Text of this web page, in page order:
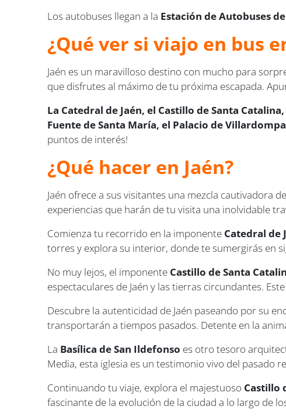
Los autobuses llegan a la Estación de Autobuses
¿Qué ver si viajo en bus
Jaén es un maravilloso destino con mucho para
que disfrutes al máximo de tu próxima escapada.
La Catedral de Jaén, el Castillo de Santa
Fuente de Santa María, el Palacio de
puntos de interés!
¿Qué hacer en Jaén?
Jaén ofrece a sus visitantes una mezcla cautivadora
experiencias que harán de tu visita una inolvidable
Comienza tu recorrido en la imponente Catedral de
torres y explora su interior, donde te sumergirás en
No muy lejos, el imponente Castillo de Santa
espectaculares de Jaén y las tierras circundantes.
Descubre la autenticidad de Jaén paseando por su
transportarán a tiempos pasados. Detente en la
La Basílica de San Ildefonso es otro tesoro
Media, esta iglesia es un testimonio vivo del pasado
Continuando tu viaje, explora el majestuoso Castillo
fascinante de la evolución de la ciudad a lo largo de